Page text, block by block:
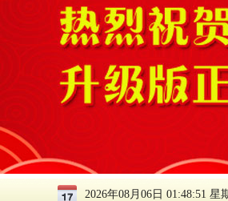
2026年08月06日 01:48:52 星